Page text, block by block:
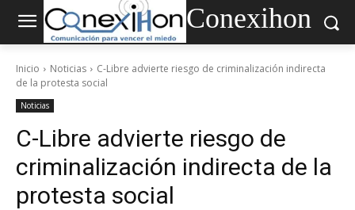
Conexihon
Inicio Noticias
C-Libre advierte riesgo de criminalización indirecta
de la protesta social
Noticias
C-Libre advierte riesgo de
criminalización indirecta de la
protesta social